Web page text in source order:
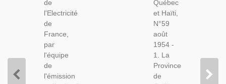
Enseignement
Technique,
de
l'Electricité
de
France,
par
l'équipe
de
l'émission
Revue
Française
De
L'élite
Européenne,
N°59
1954
Québec
et Haïti,
N°59
août
1954 -
1. La
Province
de